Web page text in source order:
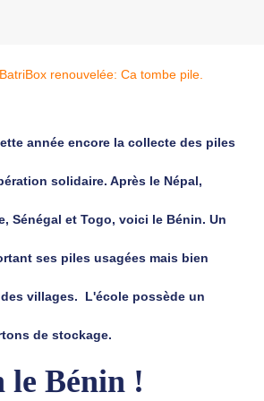
année encore la collecte des piles
solidaire. Après le Népal,
Sénégal et Togo, voici le Bénin. Un
ses piles usagées mais bien
villages. L'école possède un
de stockage.
le Bénin !